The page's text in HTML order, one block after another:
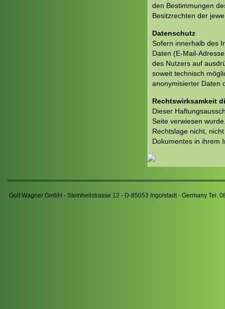
den Bestimmungen
Besitzrechten der
Datenschutz
Sofern innerhalb des
Daten (E-Mail-
des Nutzers auf
soweit technisch
anonymisierter Daten
Rechtswirksamkeit
Dieser
Seite verwiesen
Rechtslage nicht,
Dokumentes in ihrem
Golf Wagner GmbH - Steinheilstrasse 12 - D-85053 Ingolstadt - Germany Tel.